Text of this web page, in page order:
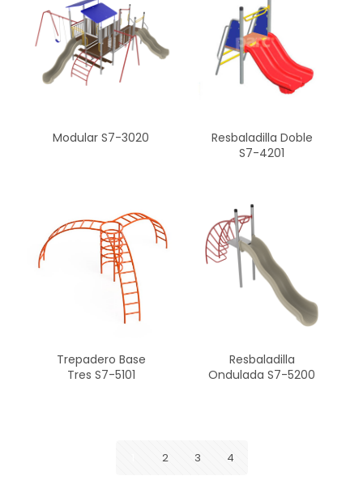
Modular S7-3020
Resbaladilla Doble
S7-4201
Trepadero Base
Tres S7-5101
Resbaladilla
Ondulada S7-5200
2 3 4